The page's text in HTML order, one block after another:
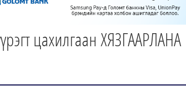
цахилгаан ХЯЗГААРЛАНА